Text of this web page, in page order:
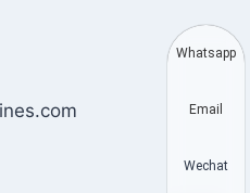
Whatsapp
Email
Wechat